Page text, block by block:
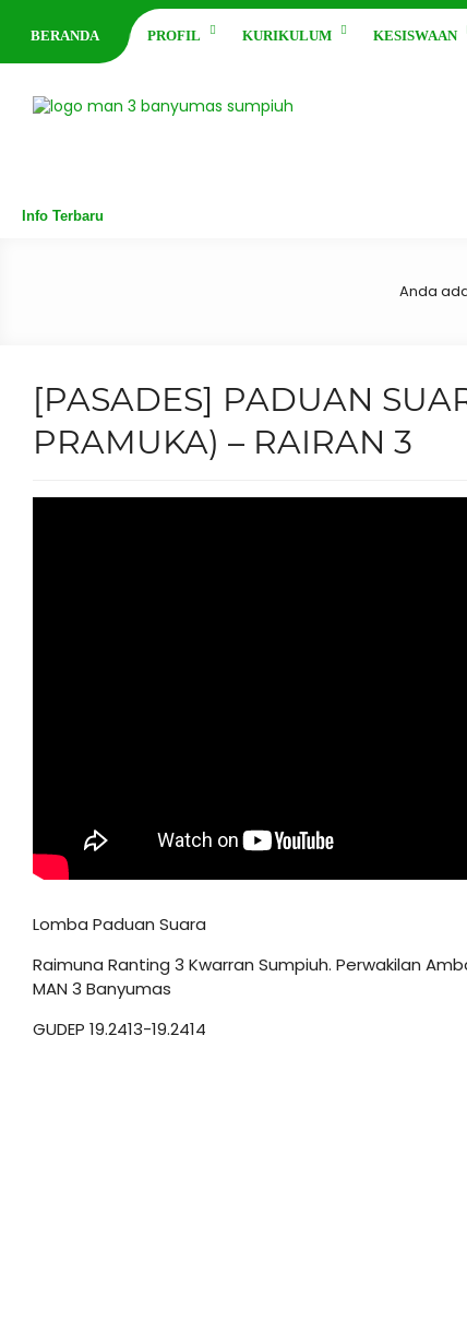
BERANDA PROFIL KURIKULUM KESISWAAN
Info Terbaru
Anda
[PASADES] PADUAN
PRAMUKA) – RAIRAN 3
Lomba Paduan Suara
Raimuna Ranting 3 Kwarran Sumpiuh. Perwakilan
MAN 3 Banyumas
GUDEP 19.2413-19.2414